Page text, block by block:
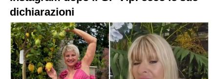
dichiarazioni